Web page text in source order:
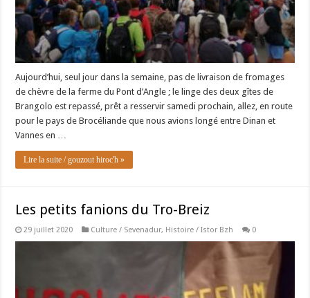
Aujourd’hui, seul jour dans la semaine, pas de livraison de fromages
de chèvre de la ferme du Pont d’Angle ; le linge des deux gîtes de
Brangolo est repassé, prêt a resservir samedi prochain, allez, en route
pour le pays de Brocéliande que nous avions longé entre Dinan et
Vannes en …
Lire la suite / gouzout hiroc'h »
Les petits fanions du Tro-Breiz
29 juillet 2020 Culture / Sevenadur, Histoire / Istor Bzh 0